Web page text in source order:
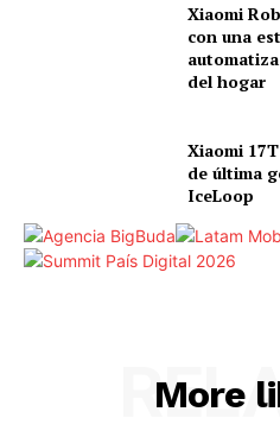
Xiaomi
con una
del hogar
Xiaomi
de última
IceLoop
More